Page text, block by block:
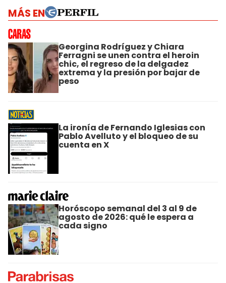
MÁS EN
Georgina Rodríguez y Chiara
Ferragni se unen contra el heroin
chic, el regreso de la delgadez
extrema y la presión por bajar de
peso
La ironía de Fernando Iglesias con
Pablo Avelluto y el bloqueo de su
cuenta en X
Horóscopo semanal del 3 al 9 de
agosto de 2026: qué le espera a
cada signo